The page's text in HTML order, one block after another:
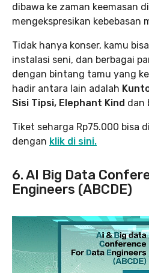
dibawa ke zaman keemasan
mengekspresikan kebebasan
Tidak hanya konser, kamu
instalasi seni, dan berbagai
dengan bintang tamu yang
hadir antara lain adalah
Sisi Tipsi, Elephant Kind dan
Tiket seharga Rp75.000 bisa
dengan klik di sini.
6. AI Big Data
Engineers (ABCDE)